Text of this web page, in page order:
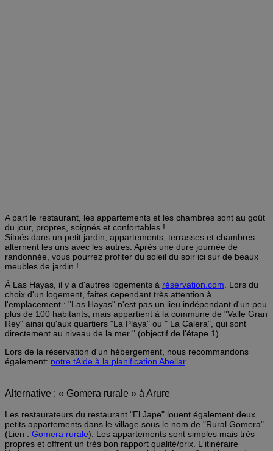
A part le restaurant, les appartements et les chambres sont au goût
du jour, propres, soignés et confortables !
Situés dans un petit jardin, appartements, terrasses et chambres
alternent les uns avec les autres. Après une dure journée de
randonnée, vous pourrez profiter du soleil du soir ici sur de beaux
meubles de jardin !
À Las Hayas, il y a d'autres logements à réservation.com. Lors du
choix d'un logement, faites cependant très attention à
l'emplacement : "Las Hayas" n'est pas un lieu indépendant d'un peu
plus de 100 habitants, mais appartient à la commune de "Valle Gran
Rey" ainsi qu'aux quartiers "La Playa" ou " La Calera", qui sont
directement au niveau de la mer " (objectif de l'étape 1).
Lors de la réservation d'un hébergement, nous recommandons
également: notre tAide à la planification Abellar.
Alternative : « Gomera rurale » à Arure
Les restaurateurs du restaurant "El Jape" louent également deux
petits appartements dans le village sous le nom de "Rural Gomera"
(Lien : Gomera rurale). Les appartements sont simples mais très
propres et offrent un très bon rapport qualité/prix. L'itinéraire